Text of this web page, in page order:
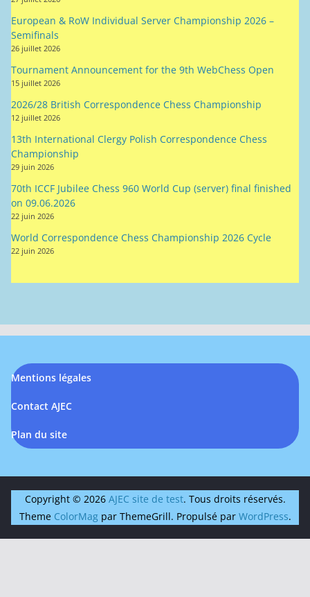
European & RoW Individual Server Championship 2026 –
Semifinals
26 juillet 2026
Tournament Announcement for the 9th WebChess Open
15 juillet 2026
2026/28 British Correspondence Chess Championship
12 juillet 2026
13th International Clergy Polish Correspondence Chess
Championship
29 juin 2026
70th ICCF Jubilee Chess 960 World Cup (server) final finished
on 09.06.2026
22 juin 2026
World Correspondence Chess Championship 2026 Cycle
22 juin 2026
Mentions légales
Contact AJEC
Plan du site
Copyright © 2026 AJEC site de test. Tous droits réservés.
Theme ColorMagpar ThemeGrill. Propulsé par WordPress.